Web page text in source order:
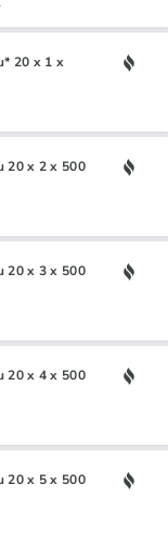
20 x 1 x
20 x 2 x 500
20 x 3 x 500
20 x 4 x 500
20 x 5 x 500